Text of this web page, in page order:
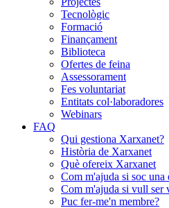
Tecnològic
Formació
Finançament
Biblioteca
Ofertes de feina
Assessorament
Fes voluntariat
Entitats col·laboradores
Webinars
FAQ
Qui gestiona Xarxanet?
Història de Xarxanet
Què ofereix Xarxanet
Com m'ajuda si soc una
Com m'ajuda si vull ser
Puc fer-me'n membre?